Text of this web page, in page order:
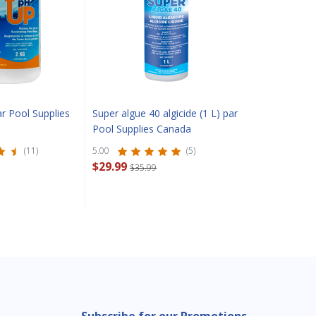
Pool Supplies
(11)
Super algue 40 algicide (1 L) par
Pool Supplies Canada
5.00 (5)
$29.99 $35.99